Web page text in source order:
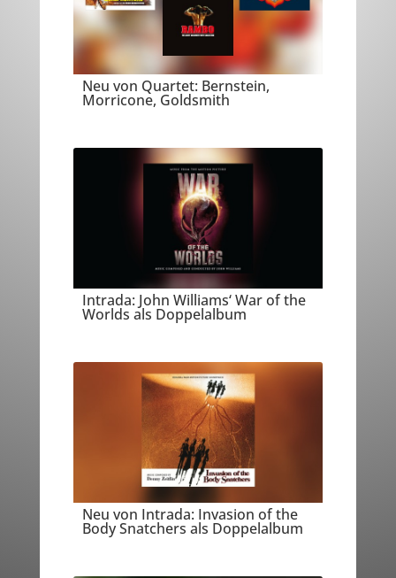
Neu von Quartet: Bernstein,
Morricone, Goldsmith
Intrada: John Williams‘ War of the
Worlds als Doppelalbum
Neu von Intrada: Invasion of the
Body Snatchers als Doppelalbum